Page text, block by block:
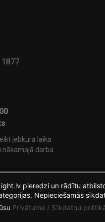
1877
jebkurā laikā
darba
pieredzi un rādītu
Nepieciešamās
Privātuma / Sīkdatņu